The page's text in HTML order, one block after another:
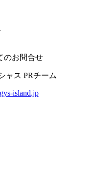
のお問合せ
ャス PRチーム
island.jp